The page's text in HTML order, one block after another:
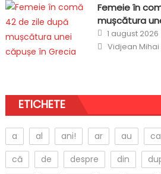
Femeie în
mușcătura
Posted
on
1 august 2026
Author
Vidjean Mihai
ETICHETE
a al ani! ar au
că
de despre din